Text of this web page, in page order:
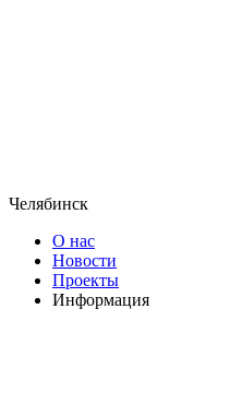
Челябинск
О нас
Новости
Проекты
Информация